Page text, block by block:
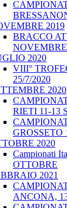
2019
BRACCO
2020
VIII°
25/7/2020
2020
RIETI 11-13
GROSSETO
2020
Campionati
OTTOBRE
2021
ANCONA,